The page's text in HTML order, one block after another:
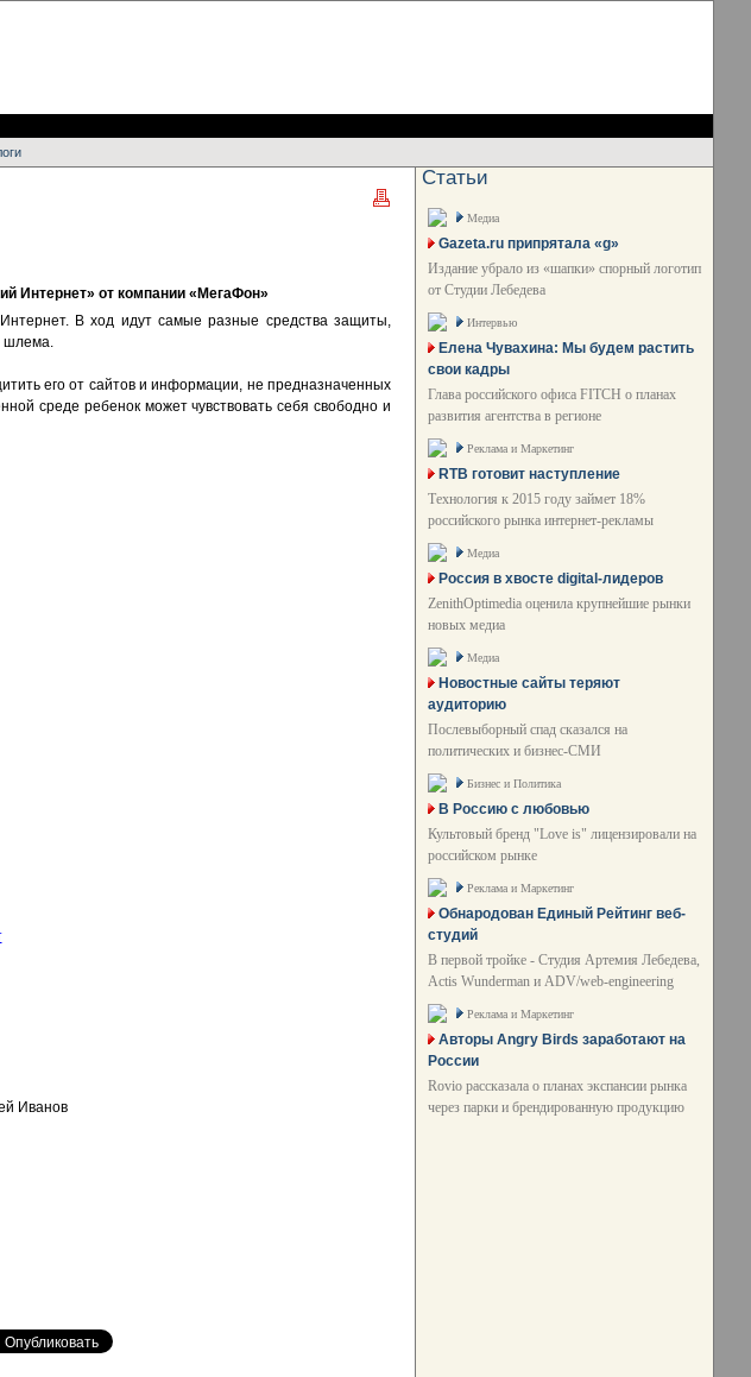
Интернет» от компании «МегаФон»
В ход идут самые разные средства защиты,
шлема.
его от сайтов и информации, не предназначенных
среде ребенок может чувствовать себя свободно и
Иванов
Статьи
Медиа
Gazeta.ru припрятала «g»
Издание убрало из «шапки» спорный логотип
от Студии Лебедева
Интервью
Елена Чувахина: Мы будем растить
свои кадры
Глава российского офиса FITCH о планах
развития агентства в регионе
Реклама и Маркетинг
RTB готовит наступление
Технология к 2015 году займет 18%
российского рынка интернет-рекламы
Медиа
Россия в хвосте digital-лидеров
ZenithOptimedia оценила крупнейшие рынки
новых медиа
Медиа
Новостные сайты теряют
аудиторию
Послевыборный спад сказался на
политических и бизнес-СМИ
Бизнес и Политика
В Россию с любовью
Культовый бренд "Love is" лицензировали на
российском рынке
Реклама и Маркетинг
Обнародован Единый Рейтинг веб-
студий
В первой тройке - Студия Артемия Лебедева,
Actis Wunderman и ADV/web-engineering
Реклама и Маркетинг
Авторы Angry Birds заработают на
России
Rovio рассказала о планах экспансии рынка
через парки и брендированную продукцию